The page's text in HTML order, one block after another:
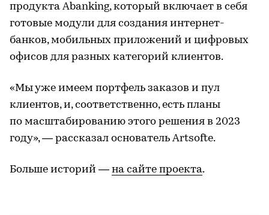
продукта Abanking, который включает в себя
готовые модули для создания интернет-
банков, мобильных приложений и цифровых
офисов для разных категорий клиентов.
«Мы уже имеем портфель заказов и пул
клиентов, и, соответственно, есть планы
по масштабированию этого решения в 2023
году», — рассказал основатель Artsofte.
Больше историй — на сайте проекта.